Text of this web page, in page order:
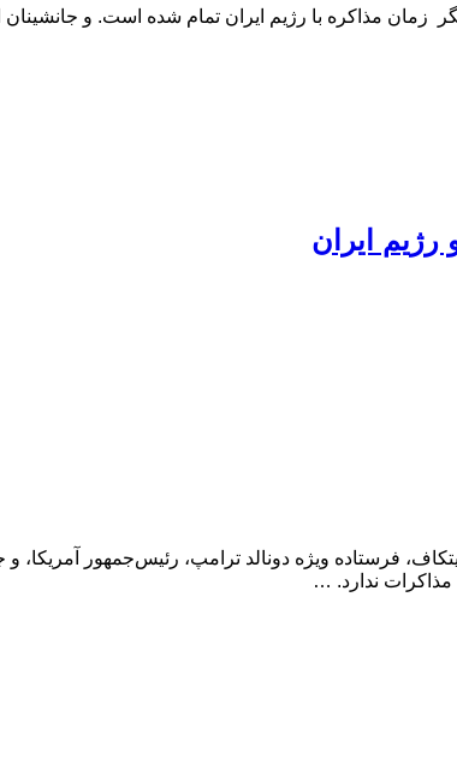
زمان مذاکره با رژیم ایران تمام شده است. و
رژیم ایران
فرستاده ویژه دونالد ترامپ، رئیس‌جمهور آمریکا، و
ندارد. …